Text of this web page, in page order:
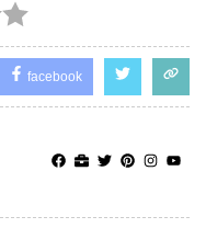
facebook